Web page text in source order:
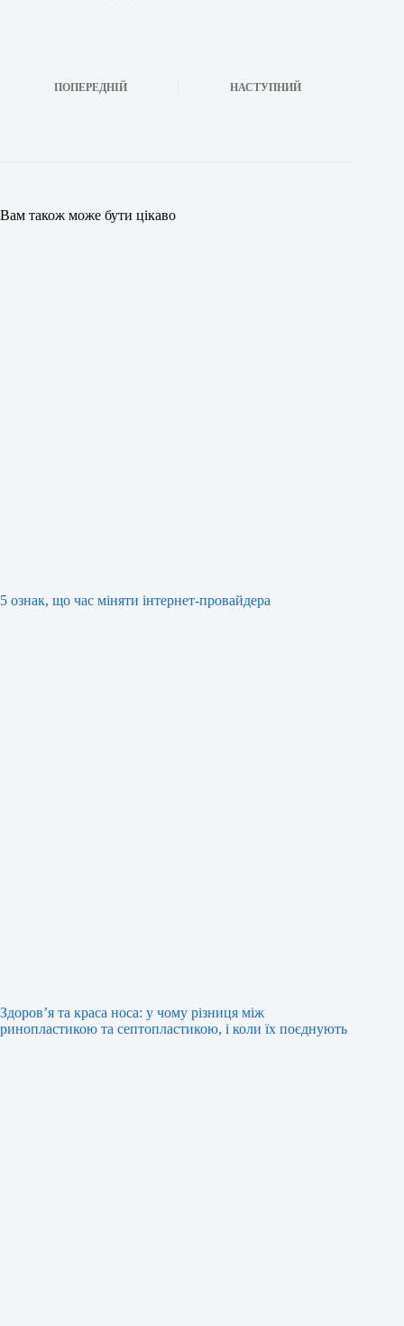
ПОПЕРЕДНІЙ НАСТУПНИЙ
Вам також може бути цікаво
5 ознак, що час міняти інтернет-провайдера
Здоров’я та краса носа: у чому різниця між
ринопластикою та септопластикою, і коли їх поєднують